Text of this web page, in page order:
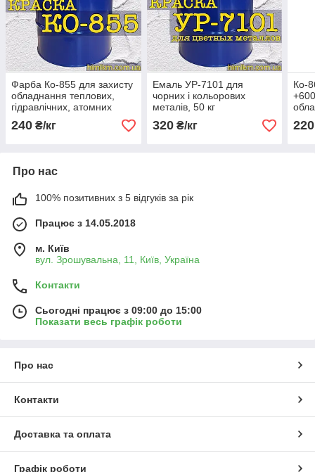
Фарба Ко-855 для захисту
обладнання теплових,
гідравлічних, атомних
електростанцій, 50 кг
240 ₴/кг
Емаль УР-7101 для
чорних і кольорових
металів, 50 кг
320₴/кг
Ко-
220
Про нас
100% позитивних з 5 відгуків за рік
Працює з 14.05.2018
м. Київ
вул. Зрошувальна, 11, Київ, Україна
Контакти
Сьогодні працює з 09:00 до 15:00
Показати весь графік роботи
Про нас
Контакти
Доставка та оплата
Графік роботи